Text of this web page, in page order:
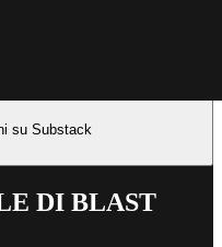
su Substack
DI BLAST